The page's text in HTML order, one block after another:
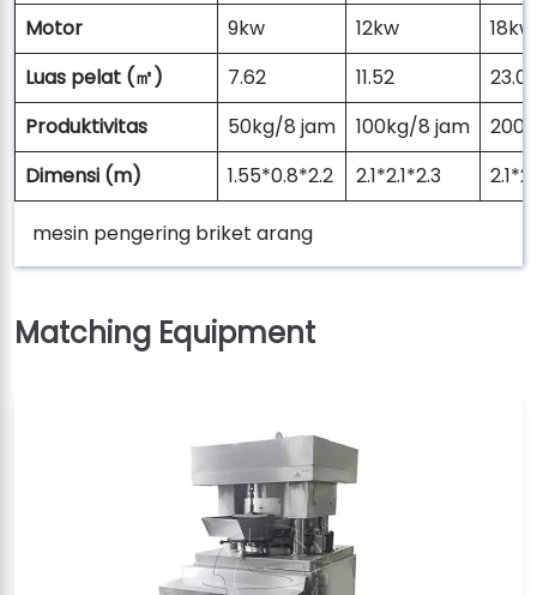
Motor
9kw 12kw
18kw
Luas pelat (㎡)
7.62 11.52
Produktivitas
50kg/8 jam 100kg/8 jam
Dimensi (m)
1.55*0.8*2.2 2.1*2.1*2.3
mesin pengering briket arang